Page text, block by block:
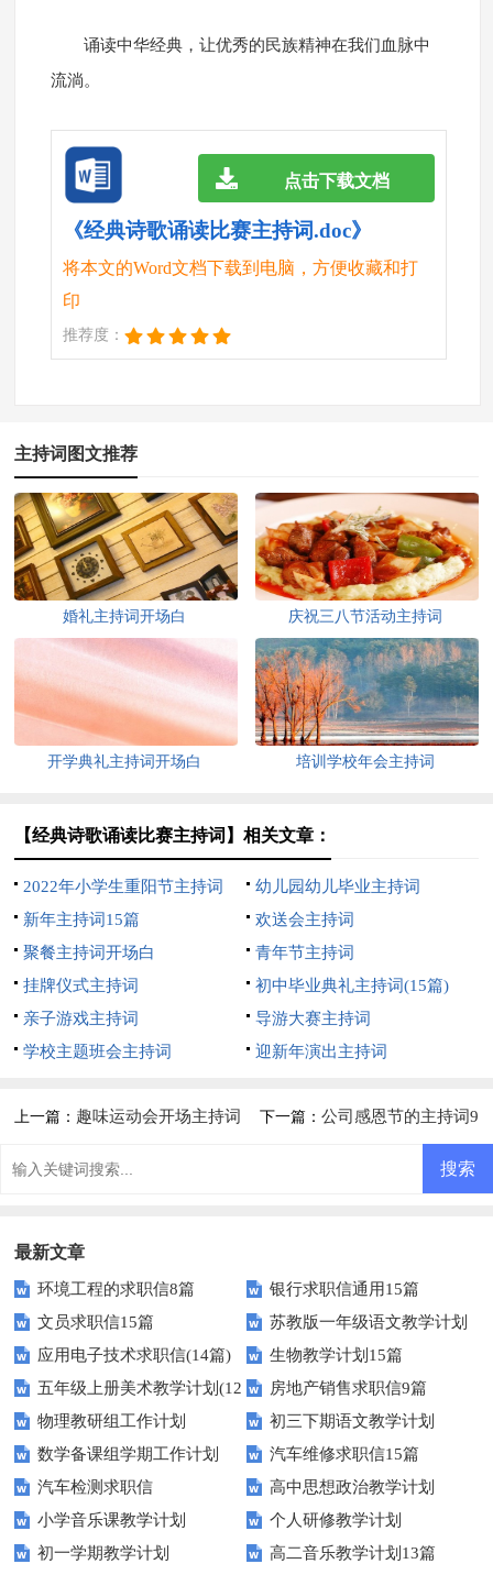
诵读中华经典，让优秀的民族精神在我们血脉中
流淌。
《经典诗歌诵读比赛主持词.doc》
将本文的Word文档下载到电脑，方便收藏和打
印
推荐度：
点击下载文档
主持词图文推荐
婚礼主持词开场白 庆祝三八节活动主持词
开学典礼主持词开场白 培训学校年会主持词
【经典诗歌诵读比赛主持词】相关文章：
2022年小学生重阳节主持词
幼儿园幼儿毕业主持词
新年主持词15篇
欢送会主持词
聚餐主持词开场白
青年节主持词
挂牌仪式主持词
初中毕业典礼主持词(15篇)
亲子游戏主持词
导游大赛主持词
学校主题班会主持词
迎新年演出主持词
上一篇： 趣味运动会开场主持词 下一篇： 公司感恩节的主持词9
最新文章
环境工程的求职信8篇
银行求职信通用15篇
文员求职信15篇
苏教版一年级语文教学计划
应用电子技术求职信(14篇)
生物教学计划15篇
五年级上册美术教学计划(12
篇)
房地产销售求职信9篇
物理教研组工作计划
初三下期语文教学计划
数学备课组学期工作计划
汽车维修求职信15篇
汽车检测求职信
高中思想政治教学计划
小学音乐课教学计划
个人研修教学计划
初一学期教学计划
高二音乐教学计划13篇